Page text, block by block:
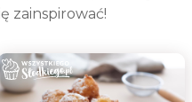
zainspirować!